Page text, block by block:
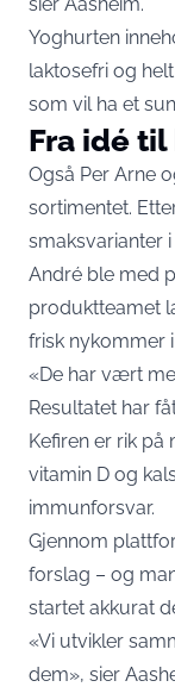
Yoghurten
laktosefri og
som vil ha et
Fra idé
Også Per Arne
sortimentet.
smaksvarianter
André ble med
produktteamet
frisk nykommer
«De har vært
Resultatet har
Kefiren er rik på
vitamin D og
immunforsvar.
Gjennom
forslag – og
startet akkurat
«Vi utvikler
dem», sier